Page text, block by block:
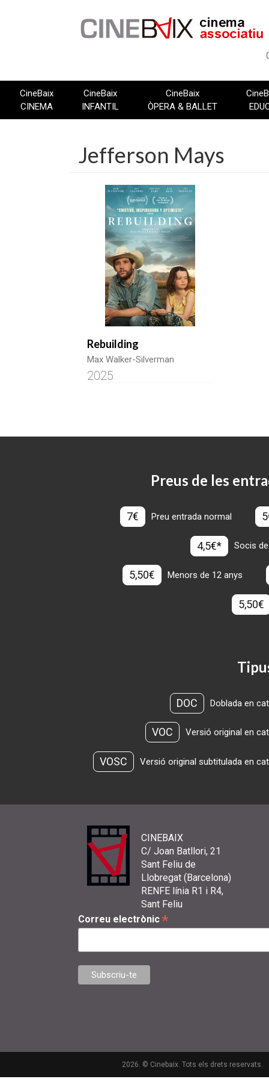
CineBaix
CINEMA
CineBaix
INFANTIL
CineBaix
ÒPERA & BALLET
Jefferson Mays
Rebuilding
Max Walker-Silverman
2025
Preus de les
7€ Preu entrada normal
4,5€* Socis
5,50€ Menors de 12 anys
5,50€
DOC Doblada en
VOC Versió original en
VOSC Versió original subtitulada en
CINEBAIX
C/ Joan Batllori, 21
Sant Feliu de
Llobregat (Barcelona)
RENFE línia R1 i R4,
Sant Feliu
Correu electrònic *
2026. © Cinebaix. Tots els drets reservats.